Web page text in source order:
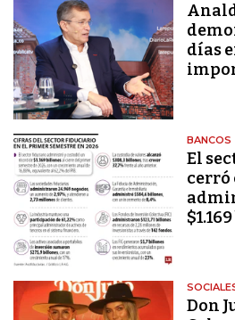
días
BANCOS
El
cerró
Don